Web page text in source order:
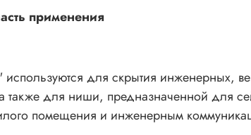
применения
для скрытия инженерных,
также для ниши, предназначенной для
помещения и инженерным